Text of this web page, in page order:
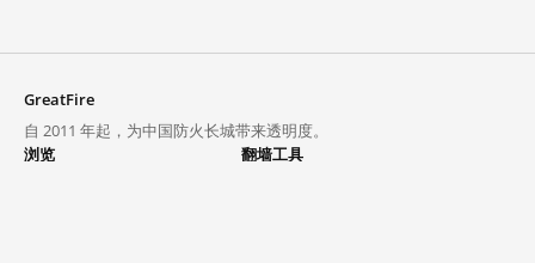
GreatFire
自 2011 年起，为中国防火长城带来透明度。
浏览
翻墙工具